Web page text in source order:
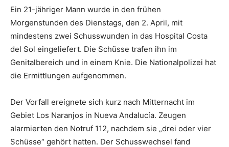
Ein 21-jähriger Mann wurde in den frühen
Morgenstunden des Dienstags, den 2. April, mit
mindestens zwei Schusswunden in das Hospital Costa
del Sol eingeliefert. Die Schüsse trafen ihn im
Genitalbereich und in einem Knie. Die Nationalpolizei hat
die Ermittlungen aufgenommen.
Der Vorfall ereignete sich kurz nach Mitternacht im
Gebiet Los Naranjos in Nueva Andalucía. Zeugen
alarmierten den Notruf 112, nachdem sie „drei oder vier
Schüsse“ gehört hatten. Der Schusswechsel fand